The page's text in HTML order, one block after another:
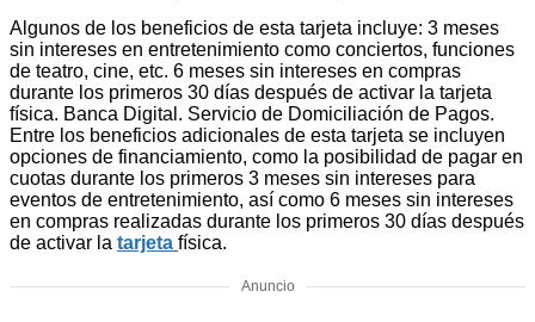
Algunos de los beneficios de esta tarjeta incluye: 3 meses
sin intereses en entretenimiento como conciertos, funciones
de teatro, cine, etc. 6 meses sin intereses en compras
durante los primeros 30 días después de activar la tarjeta
física. Banca Digital. Servicio de Domiciliación de Pagos.
Entre los beneficios adicionales de esta tarjeta se incluyen
opciones de financiamiento, como la posibilidad de pagar en
cuotas durante los primeros 3 meses sin intereses para
eventos de entretenimiento, así como 6 meses sin intereses
en compras realizadas durante los primeros 30 días después
de activar la tarjeta física.
Anuncio